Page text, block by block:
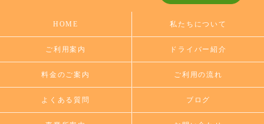
HOME 私たちについて
ご利用案内 ドライバー紹介
料金のご案内 ご利用の流れ
よくある質問 ブログ